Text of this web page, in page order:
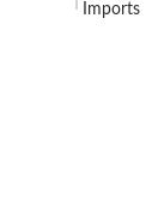
Imports